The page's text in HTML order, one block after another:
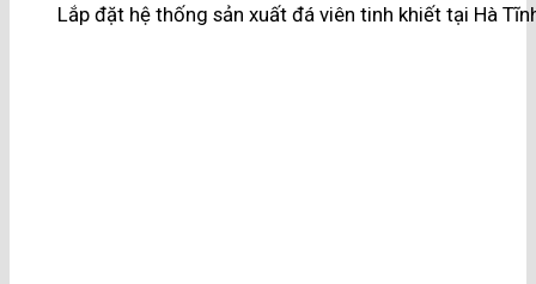
Lắp đặt hệ thống sản xuất đá viên tinh khiết tại Hà